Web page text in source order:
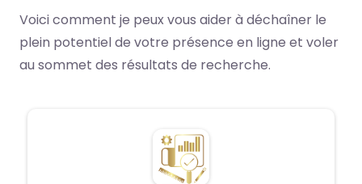
Voici comment je peux vous aider à déchaîner le
plein potentiel de votre présence en ligne et voler
au sommet des résultats de recherche.